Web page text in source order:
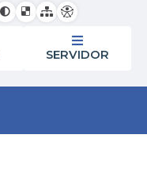
SERVIDOR